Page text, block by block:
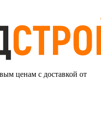
ценам с доставкой от